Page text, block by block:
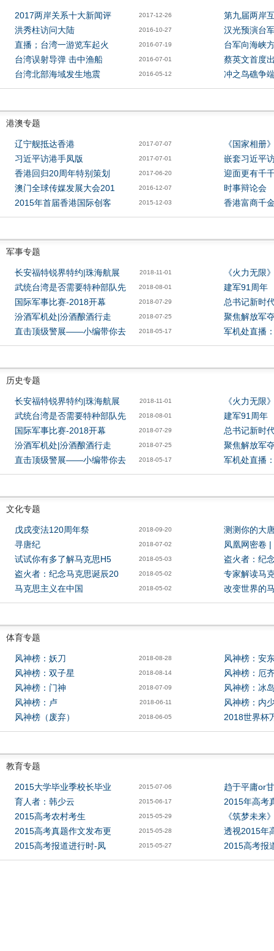
2017-12-26
2017两岸关系十大新闻评 第九届两岸
2016-10-27
洪秀柱访问大陆 汉光预演台
2016-07-19
直播；台湾一游览车起火 台军向海峡
2016-07-01
台湾误射导弹 击中渔船 蔡英文首度
2016-05-12
台湾北部海域发生地震 冲之鸟礁争
港澳专题
2017-07-07
辽宁舰抵达香港 《国家相册
2017-07-01
习近平访港手凤版 嵌套习近平
2017-06-20
香港回归20周年特别策划 迎面更有千
2016-12-07
澳门全球传媒发展大会201 时事辩论会
2015-12-03
2015年首届香港国际创客 香港富商千
军事专题
2018-11-01
长安福特锐界特约|珠海航展 《火力无限
2018-08-01
武统台湾是否需要特种部队先 建军91周年
2018-07-29
国际军事比赛-2018开幕 总书记新时
2018-07-25
汾酒军机处|汾酒酿酒行走 聚焦解放军
2018-05-17
直击顶级警展——小编带你去 军机处直播
历史专题
2018-11-01
长安福特锐界特约|珠海航展 《火力无限
2018-08-01
武统台湾是否需要特种部队先 建军91周年
2018-07-29
国际军事比赛-2018开幕 总书记新时
2018-07-25
汾酒军机处|汾酒酿酒行走 聚焦解放军
2018-05-17
直击顶级警展——小编带你去 军机处直播
文化专题
2018-09-20
戊戌变法120周年祭 测测你的大
2018-07-02
寻唐纪 凤凰网密卷
2018-05-03
试试你有多了解马克思H5 盗火者：纪
2018-05-02
盗火者：纪念马克思诞辰20 专家解读马
2018-05-02
马克思主义在中国 改变世界的
体育专题
2018-08-28
风神榜：妖刀 风神榜：安
2018-08-14
风神榜：双子星 风神榜：厄
2018-07-09
风神榜：门神 风神榜：冰
2018-06-11
风神榜：卢 风神榜：内
2018-06-05
风神榜（废弃） 2018世界杯
教育专题
2015-07-06
2015大学毕业季校长毕业 趋于平庸or
2015-06-17
育人者：韩少云 2015年高考
2015-05-29
2015高考农村考生 《筑梦未来
2015-05-28
2015高考真题作文发布更 透视2015年
2015-05-27
2015高考报道进行时-凤 2015高考报